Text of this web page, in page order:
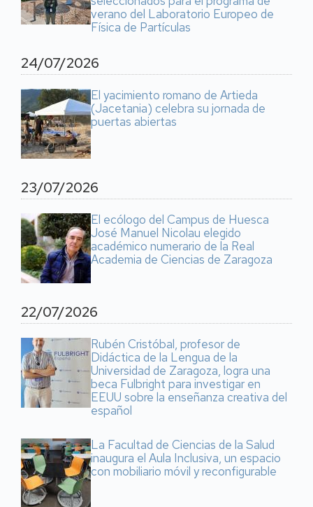
verano del Laboratorio Europeo de
Física de Partículas
24/07/2026
El yacimiento romano de Artieda
(Jacetania) celebra su jornada de
puertas abiertas
23/07/2026
El ecólogo del Campus de Huesca
José Manuel Nicolau elegido
académico numerario de la Real
Academia de Ciencias de Zaragoza
22/07/2026
Rubén Cristóbal, profesor de
Didáctica de la Lengua de la
Universidad de Zaragoza, logra una
beca Fulbright para investigar en
EEUU sobre la enseñanza creativa del
español
La Facultad de Ciencias de la Salud
inaugura el Aula Inclusiva, un espacio
con mobiliario móvil y reconfigurable